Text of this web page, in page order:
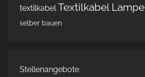
textilkabel Textilkabel Lampe
selber bauen
Stellenangebote